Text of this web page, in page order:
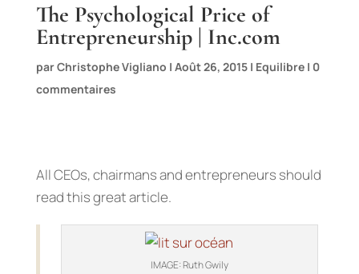
The Psychological Price of
Entrepreneurship | Inc.com
parChristophe Vigliano | Août 26, 2015| Equilibre| 0
commentaires
All CEOs, chairmans and entrepreneurs should
read this great article.
IMAGE: Ruth Gwily